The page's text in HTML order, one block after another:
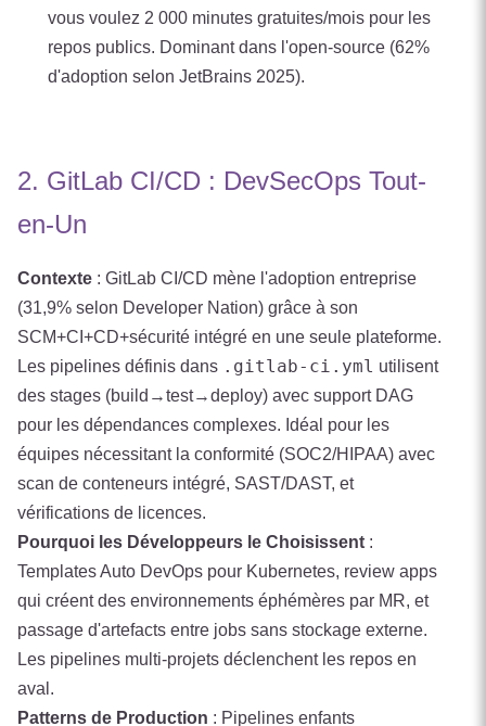
vous voulez 2 000 minutes gratuites/mois pour les
repos publics. Dominant dans l'open-source (62%
d'adoption selon JetBrains 2025).
2. GitLab CI/CD : DevSecOps Tout-
en-Un
Contexte : GitLab CI/CD mène l'adoption entreprise
(31,9% selon Developer Nation) grâce à son
SCM+CI+CD+sécurité intégré en une seule plateforme.
Les pipelines définis dans .gitlab-ci.yml utilisent
des stages (build→test→deploy) avec support DAG
pour les dépendances complexes. Idéal pour les
équipes nécessitant la conformité (SOC2/HIPAA) avec
scan de conteneurs intégré, SAST/DAST, et
vérifications de licences.
Pourquoi les Développeurs le Choisissent :
Templates Auto DevOps pour Kubernetes, review apps
qui créent des environnements éphémères par MR, et
passage d'artefacts entre jobs sans stockage externe.
Les pipelines multi-projets déclenchent les repos en
aval.
Patterns de Production : Pipelines enfants